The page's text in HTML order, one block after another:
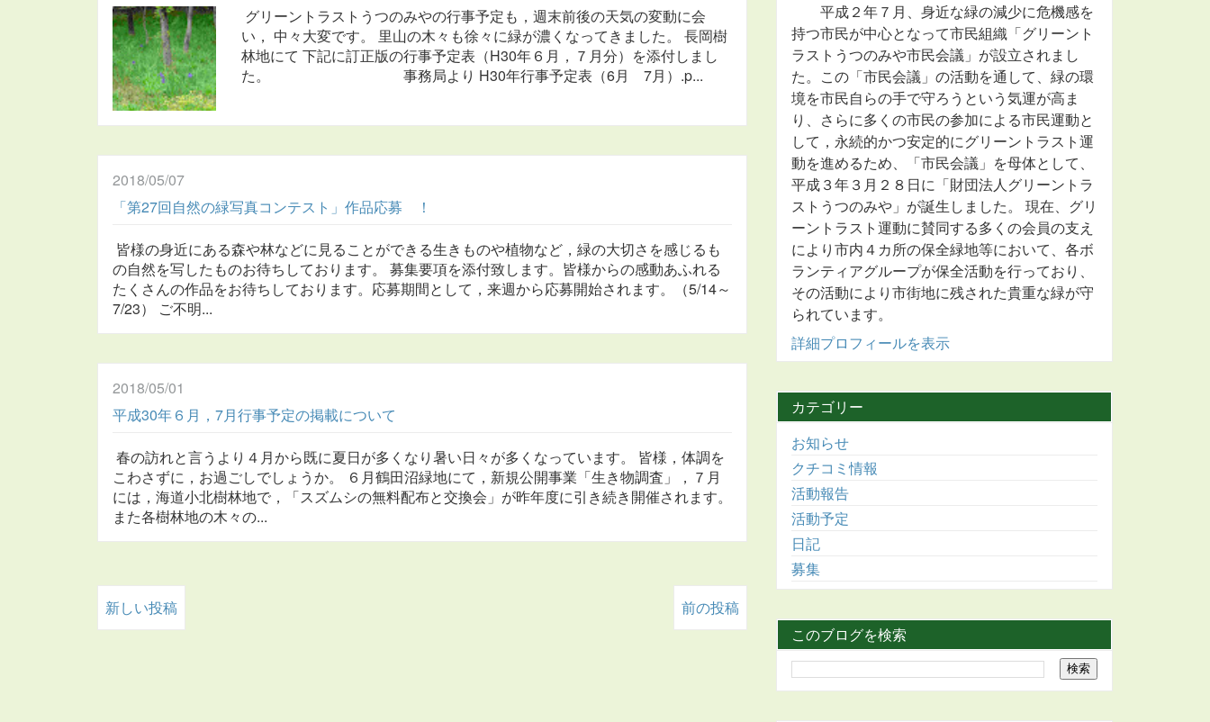
グリーントラストうつのみやの行事予定も，週末前後の天気の変動に会
い， 中々大変です。 里山の木々も徐々に緑が濃くなってきました。 長岡樹
林地にて 下記に訂正版の行事予定表（H30年６月，７月分）を添付しまし
た。 事務局より H30年行事予定表（6月 7月）.p...
2018/05/07
「第27回自然の緑写真コンテスト」作品応募 ！
皆様の身近にある森や林などに見ることができる生きものや植物など，緑の大切さを感じるも
の自然を写したものお待ちしております。 募集要項を添付致します。皆様からの感動あふれる
たくさんの作品をお待ちしております。応募期間として，来週から応募開始されます。（5/14～
7/23） ご不明...
2018/05/01
平成30年６月，7月行事予定の掲載について
春の訪れと言うより４月から既に夏日が多くなり暑い日々が多くなっています。 皆様，体調を
こわさずに，お過ごしでしょうか。 ６月鶴田沼緑地にて，新規公開事業「生き物調査」，７月
には，海道小北樹林地で，「スズムシの無料配布と交換会」が昨年度に引き続き開催されます。
また各樹林地の木々の...
新しい投稿 前の投稿
平成２年７月、身近な緑の減少に危機感を
持つ市民が中心となって市民組織「グリーント
ラストうつのみや市民会議」が設立されまし
た。この「市民会議」の活動を通して、緑の環
境を市民自らの手で守ろうという気運が高ま
り、さらに多くの市民の参加による市民運動と
して，永続的かつ安定的にグリーントラスト運
動を進めるため、「市民会議」を母体として、
平成３年３月２８日に「財団法人グリーントラ
ストうつのみや」が誕生しました。 現在、グリ
ーントラスト運動に賛同する多くの会員の支え
により市内４カ所の保全緑地等において、各ボ
ランティアグループが保全活動を行っており、
その活動により市街地に残された貴重な緑が守
られています。
詳細プロフィールを表示
カテゴリー
お知らせ
クチコミ情報
活動報告
活動予定
日記
募集
このブログを検索